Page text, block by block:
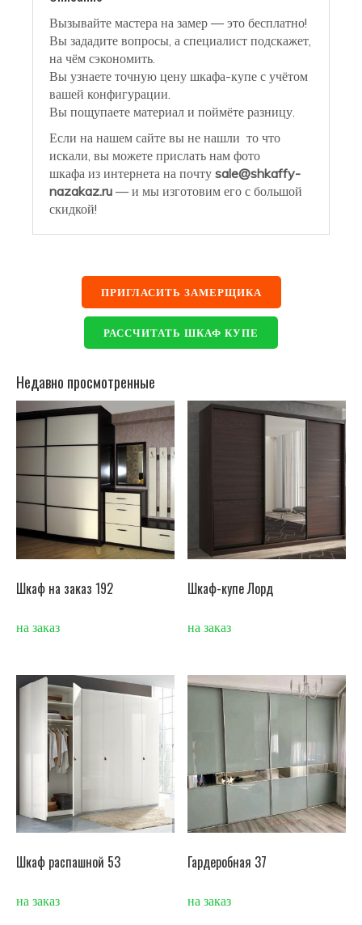
Вызывайте мастера на замер — это бесплатно!
Вы зададите вопросы, а специалист подскажет,
на чём сэкономить.
Вы узнаете точную цену шкафа-купе с учётом
вашей конфигурации.
Вы пощупаете материал и поймёте разницу.
Если на нашем сайте вы не нашли то что
искали, вы можете прислать нам фото
шкафа из интернета на почту sale@shkaffy-
nazakaz.ru — и мы изготовим его с большой
скидкой!
ПРИГЛАСИТЬ ЗАМЕРЩИКА
РАССЧИТАТЬ ШКАФ КУПЕ
Недавно просмотренные
Шкаф на заказ 192
на заказ
Шкаф-купе Лорд
на заказ
Шкаф распашной 53
на заказ
Гардеробная 37
на заказ